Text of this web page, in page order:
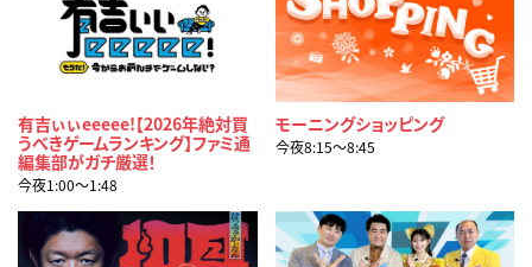
有吉ぃぃeeeee!【2026年絶対買
うべきゲームランキング】ファミ通
編集部がガチ厳選！
今夜1:00〜1:48
モーニングショッピング
今夜8:15〜8:45